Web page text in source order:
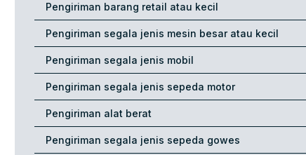
Pengiriman barang retail atau kecil
Pengiriman segala jenis mesin besar atau kecil
Pengiriman segala jenis mobil
Pengiriman segala jenis sepeda motor
Pengiriman alat berat
Pengiriman segala jenis sepeda gowes